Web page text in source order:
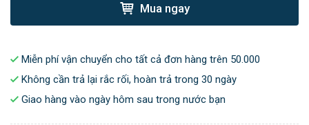
Mua ngay
Miễn phí vận chuyển cho tất cả đơn hàng trên 50.000
Không cần trả lại rắc rối, hoàn trả trong 30 ngày
Giao hàng vào ngày hôm sau trong nước bạn